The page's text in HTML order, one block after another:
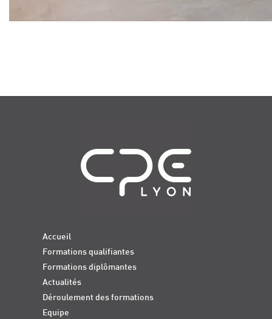
Accueil
Formations qualifiantes
Formations diplômantes
Actualités
Déroulement des formations
Equipe